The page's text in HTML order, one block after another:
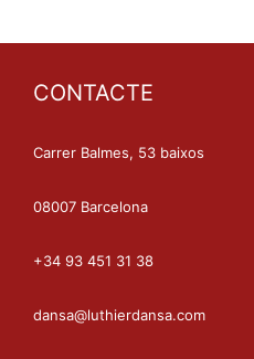
CONTACTE
Carrer Balmes, 53 baixos
08007 Barcelona
+34 93 451 31 38
dansa@luthierdansa.com